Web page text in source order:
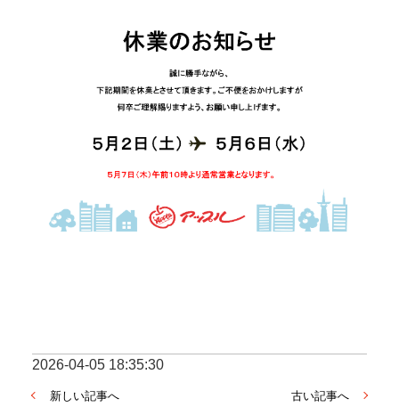
2026-04-05 18:35:30
新しい記事へ 古い記事へ